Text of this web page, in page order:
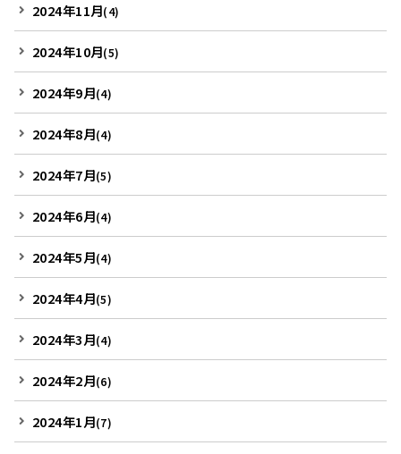
2024年11月(4)
2024年10月(5)
2024年9月(4)
2024年8月(4)
2024年7月(5)
2024年6月(4)
2024年5月(4)
2024年4月(5)
2024年3月(4)
2024年2月(6)
2024年1月(7)